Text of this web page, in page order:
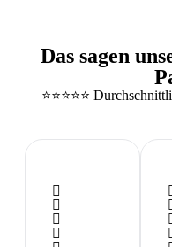
Das sagen
⭐️⭐️⭐️⭐️⭐️